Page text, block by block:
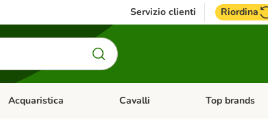
Servizio clienti Riordina
Piccoli animali
Apri Menu Categoria: Uccelli
Acquaristica Apri Menu Categoria: Acquaristica
Cavalli Apri Menu
Top brands